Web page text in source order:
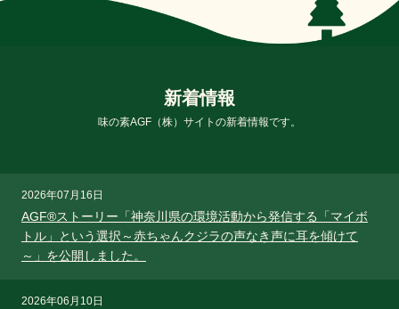
新着情報
味の素AGF（株）サイトの新着情報です。
2026年07月16日
AGF®ストーリー「神奈川県の環境活動から発信する「マイボ
トル」という選択～赤ちゃんクジラの声なき声に耳を傾けて
～」を公開しました。
2026年06月10日